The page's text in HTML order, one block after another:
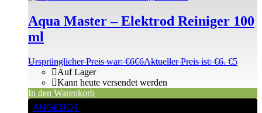
Aqua Master – Elektrod Reiniger 100
ml
Ursprünglicher Preis war: €6€6Aktueller Preis ist: €6. €5
Auf Lager
Kann heute versendet werden
In den Warenkorb
ANGEBOT